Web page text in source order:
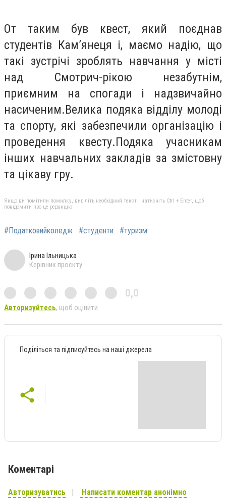
От таким був квест, який поєднав
студентів Кам’янеця і, маємо надію, що
такі зустрічі зроблять навчання у місті
над Смотрич-рікою незабутнім,
приємним на спогади і надзвичайно
насиченим.Велика подяка відділу молоді
та спорту, які забезпечили організацію і
проведення квесту.Подяка учасникам
інших навчальних закладів за змістовну
та цікаву гру.
Якщо ви помітили помилку, виділіть необхідний текст і натисніть Ctrl + Enter, щоб
повідомити про це редакцію
#Податковийколедж #студенти #туризм
Ірина Ільницька
Керівник проєкту
0,0
Авторизуйтесь, щоб оцінити
Поділіться та підписуйтесь на наші джерела
Коментарі
Авторизуватись Написати коментар анонімно